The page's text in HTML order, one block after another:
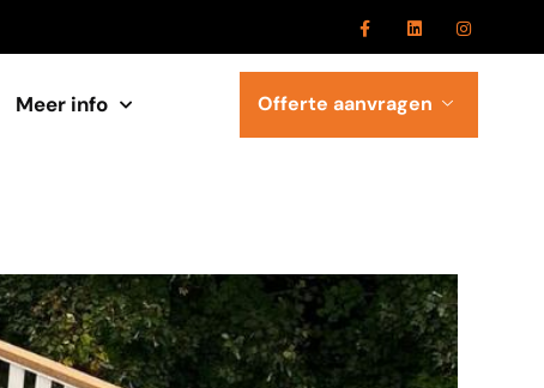
Meer info Offerte aanvragen